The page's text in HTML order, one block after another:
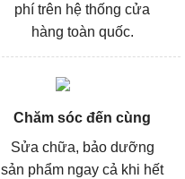
phí trên hệ thống cửa
hàng toàn quốc.
Chăm sóc đến cùng
Sửa chữa, bảo dưỡng
sản phẩm ngay cả khi hết